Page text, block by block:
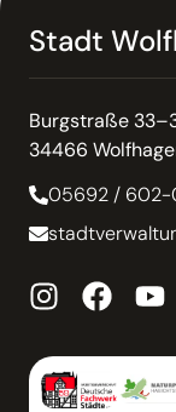
Stadt
Burgstraße
34466
05692 / 602-